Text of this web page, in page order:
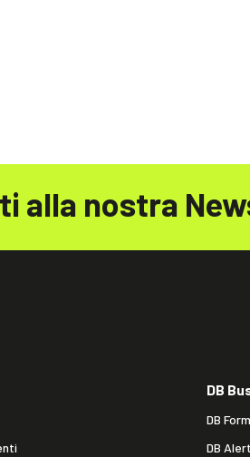
alla nostra
DB
DB
DB Alert